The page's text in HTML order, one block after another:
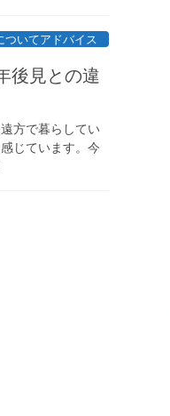
ついてアドバイス
後見との違
方で暮らしてい
じています。今